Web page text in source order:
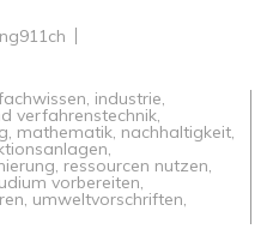
, industrie,
verfahrenstechnik,
, mathematik, nachhaltigkeit,
,
, ressourcen nutzen,
vorbereiten,
, umweltvorschriften,